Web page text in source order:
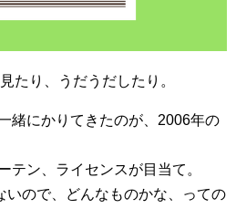
たり、うだうだしたり。
緒にかりてきたのが、2006年の
テン、ライセンスが目当て。
いので、どんなものかな、っての